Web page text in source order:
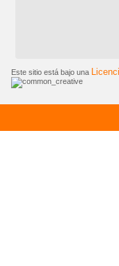
Este sitio está bajo una